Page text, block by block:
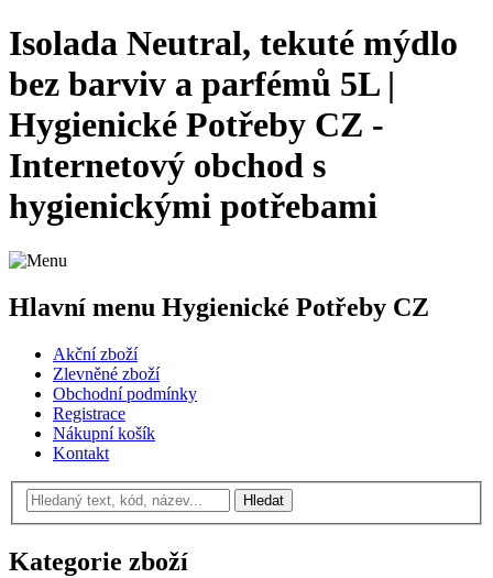
Isolada Neutral, tekuté mýdlo
bez barviv a parfémů 5L |
Hygienické Potřeby CZ -
Internetový obchod s
hygienickými potřebami
Hlavní menu Hygienické Potřeby CZ
Akční zboží
Zlevněné zboží
Obchodní podmínky
Registrace
Nákupní košík
Kontakt
Kategorie zboží